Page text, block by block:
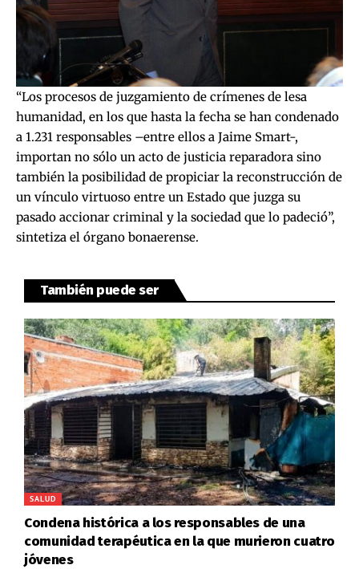
“Los procesos de juzgamiento de crímenes de lesa
humanidad, en los que hasta la fecha se han condenado
a 1.231 responsables –entre ellos a Jaime Smart-,
importan no sólo un acto de justicia reparadora sino
también la posibilidad de propiciar la reconstrucción de
un vínculo virtuoso entre un Estado que juzga su
pasado accionar criminal y la sociedad que lo padeció”,
sintetiza el órgano bonaerense.
También puede ser
SALUD
Condena histórica a los responsables de una
comunidad terapéutica en la que murieron cuatro
jóvenes